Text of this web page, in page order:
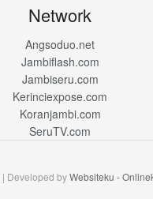
Network
Angsoduo.net
Jambiflash.com
Jambiseru.com
Kerinciexpose.com
Koranjambi.com
SeruTV.com
| Developed byWebsiteku -